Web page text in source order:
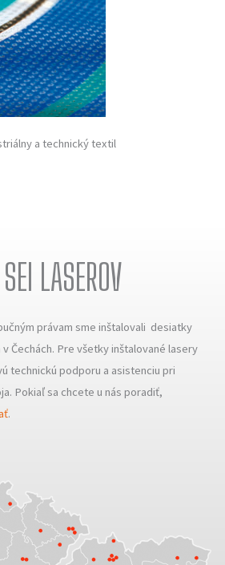
a technický textil
LASEROV
právam sme inštalovali desiatky
Čechách. Pre všetky inštalované lasery
technickú podporu a asistenciu pri
Pokiaľ sa chcete u nás poradiť,
.